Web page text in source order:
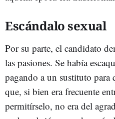
Escándalo sexual
Por su parte, el candidato
las pasiones. Se había
pagando a un sustituto para
que, si bien era frecuente
permitírselo, no era del